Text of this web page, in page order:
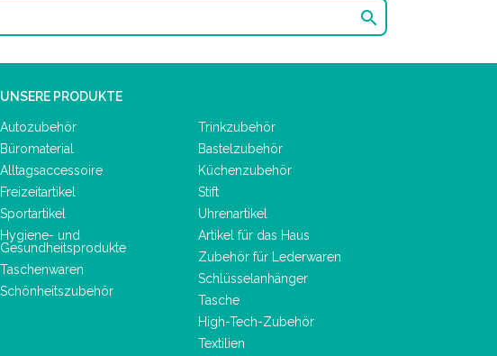

UNSERE PRODUKTE
Autozubehör
Büromaterial
Alltagsaccessoire
Freizeitartikel
Sportartikel
Hygiene- und
Gesundheitsprodukte
Taschenwaren
Schönheitszubehör
Trinkzubehör
Bastelzubehör
Küchenzubehör
Stift
Uhrenartikel
Artikel für das Haus
Zubehör für Lederwaren
Schlüsselanhänger
Tasche
High-Tech-Zubehör
Textilien